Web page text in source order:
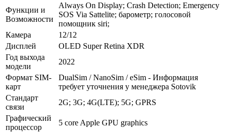
Функции и
Возможности
Always On Display; Сrash Detection; Emergency
SOS Via Sattelite; барометр; голосовой
помощник siri;
Камера
12/12
Дисплей
OLED Super Retina XDR
Год выхода
модели
2022
Формат SIM-
карт
DualSim / NanoSim / eSim - Информация
требует уточнения у менеджера Sotovik
Стандарт
связи
2G; 3G; 4G(LTE); 5G; GPRS
Графический
процессор
5 core Apple GPU graphics